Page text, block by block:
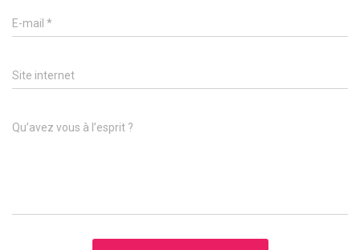
E-mail *
Site internet
Qu’avez vous à l’esprit ?